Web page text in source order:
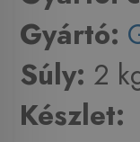
Gyártó:
Súly: 2
Készlet: